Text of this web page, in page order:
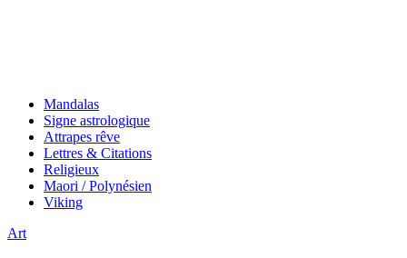
Mandalas
Signe astrologique
Attrapes rêve
Lettres & Citations
Religieux
Maori / Polynésien
Viking
Art